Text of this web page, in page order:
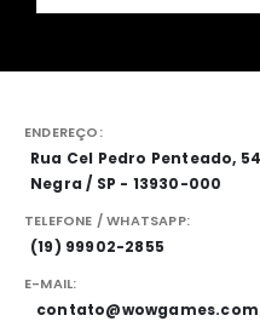
ENDEREÇO:
Rua Cel Pedro Penteado,
Negra / SP - 13930-000
TELEFONE / WHATSAPP:
(19) 99902-2855
E-MAIL: